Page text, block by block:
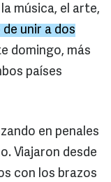
música, el arte,
unir a dos
domingo, más
países
en penales
Viajaron desde
con los brazos